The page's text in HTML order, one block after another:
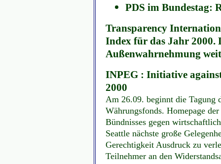
PDS im Bundestag:
Transparency
Index für das Jahr 2000.
Außenwahrnehmung
INPEG : Initiative
2000
Am 26.09. beginnt die Tagung
Währungsfonds. Homepage
Bündnisses gegen
Seattle nächste große
Gerechtigkeit Ausdruck zu
Teilnehmer an den